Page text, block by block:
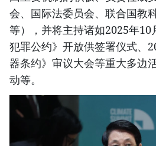
会、国际法委员会、联合国教
等），并将主持诸如2025年10
犯罪公约》开放供签署仪式、
器条约》审议大会等重大多边
动等。